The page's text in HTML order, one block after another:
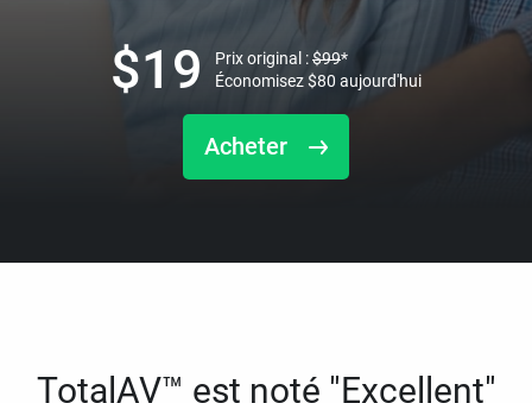
Acheter
$19 Prix original :$99*
Économisez$80 aujourd'hui
TotalAV™ est noté "Excellent"